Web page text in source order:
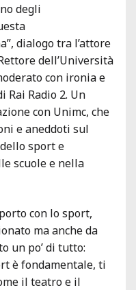
degli
, dialogo tra l’attore
dell’Università
con ironia e
Rai Radio 2. Un
con Unimc, che
e aneddoti sul
sport e
scuole e nella
con lo sport,
ma anche da
un po’ di tutto:
è fondamentale, ti
il teatro e il